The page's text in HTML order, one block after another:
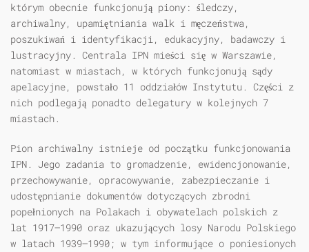
którym obecnie funkcjonują piony: śledczy,
archiwalny, upamiętniania walk i męczeństwa,
poszukiwań i identyfikacji, edukacyjny, badawczy i
lustracyjny. Centrala IPN mieści się w Warszawie,
natomiast w miastach, w których funkcjonują sądy
apelacyjne, powstało 11 oddziałów Instytutu. Części z
nich podlegają ponadto delegatury w kolejnych 7
miastach.
Pion archiwalny istnieje od początku funkcjonowania
IPN. Jego zadania to gromadzenie, ewidencjonowanie,
przechowywanie, opracowywanie, zabezpieczanie i
udostępnianie dokumentów dotyczących zbrodni
popełnionych na Polakach i obywatelach polskich z
lat 1917–1990 oraz ukazujących losy Narodu Polskiego
w latach 1939–1990; w tym informujące o poniesionych